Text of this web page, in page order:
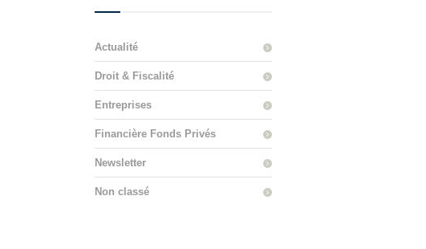
Actualité
Droit & Fiscalité
Entreprises
Financière Fonds Privés
Newsletter
Non classé